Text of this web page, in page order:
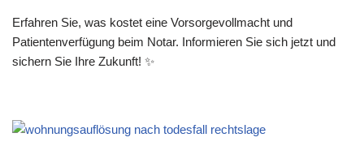
Erfahren Sie, was kostet eine Vorsorgevollmacht und
Patientenverfügung beim Notar. Informieren Sie sich jetzt und
sichern Sie Ihre Zukunft! ✨